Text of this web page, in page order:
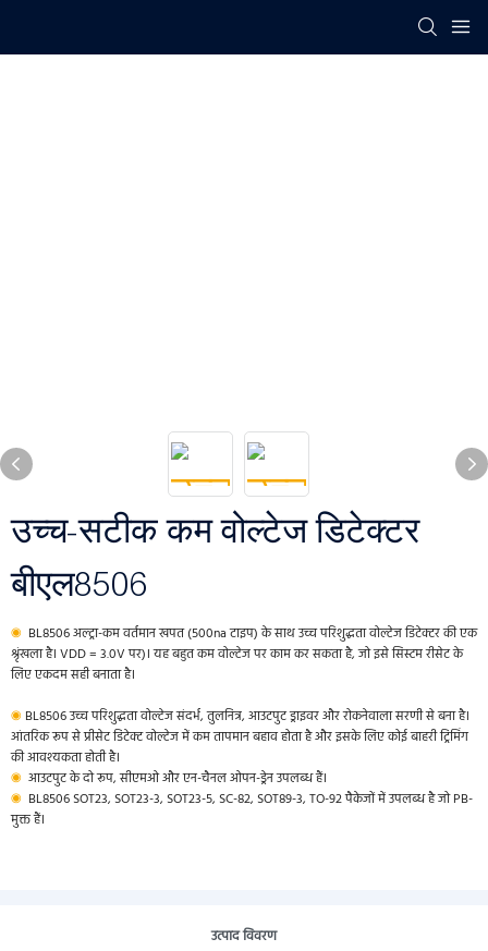
उच्च-सटीक कम वोल्टेज डिटेक्टर
बीएल8506
◉ BL8506 अल्ट्रा-कम वर्तमान खपत (500na टाइप) के साथ उच्च परिशुद्धता वोल्टेज डिटेक्टर की एक
श्रृंखला है। VDD = 3.0V पर)। यह बहुत कम वोल्टेज पर काम कर सकता है, जो इसे सिस्टम रीसेट के
लिए एकदम सही बनाता है।
◉ BL8506 उच्च परिशुद्धता वोल्टेज संदर्भ, तुलनित्र, आउटपुट ड्राइवर और रोकनेवाला सरणी से बना है।
आंतरिक रूप से प्रीसेट डिटेक्ट वोल्टेज में कम तापमान बहाव होता है और इसके लिए कोई बाहरी ट्रिमिंग
की आवश्यकता होती है।
◉ आउटपुट के दो रूप, सीएमओ और एन-चैनल ओपन-ड्रेन उपलब्ध हैं।
◉ BL8506 SOT23, SOT23-3, SOT23-5, SC-82, SOT89-3, TO-92 पैकेजों में उपलब्ध है जो PB-
मुक्त हैं।
उत्पाद विवरण